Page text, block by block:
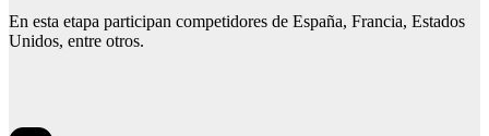
En esta etapa participan competidores de España, Francia, Estados
Unidos, entre otros.